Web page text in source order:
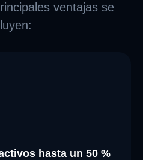
ventajas se
hasta un 50 %